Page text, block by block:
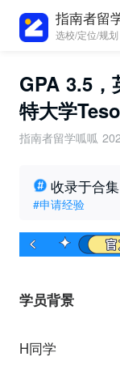
指南者留
选校/定位/规
GPA 3.5，
特大学
指南者留学呱呱
收录于合集
#申请经验
学员背景
H同学